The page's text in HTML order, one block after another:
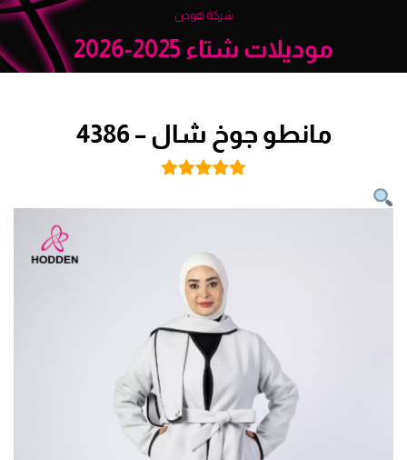
شركة هودن
موديلات شتاء 2025-2026
مانطو جوخ شال – 4386